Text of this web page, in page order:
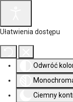
Ułatwienia dostępu
Odwróć
Ciemny